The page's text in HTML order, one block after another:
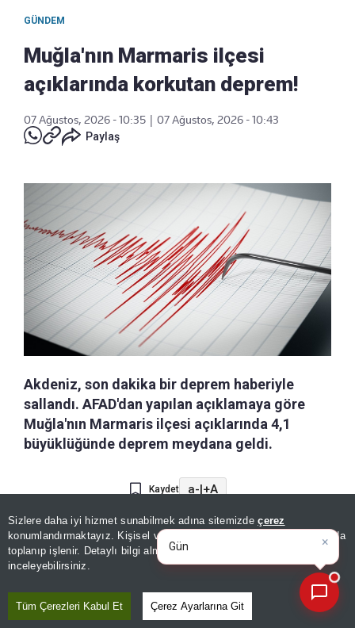
Sizlere daha iyi hizmet sunabilmek adına sitemizdeçerez
konumlandırmaktayız. Kişisel verileriniz, KVKK ve GDPR kapsamında
toplanıp işlenir. Detaylı bilgi almak için
inceleyebilirsiniz.
Tüm Çerezleri Kabul Et Çerez Ayarlarına Git
GÜNDEM
Muğla'nın Marmaris ilçesi
açıklarında korkutan deprem!
07 Ağustos, 2026 - 10:35
07 Ağustos, 2026 - 10:43
Paylaş
Akdeniz, son dakika bir deprem haberiyle
sallandı. AFAD'dan yapılan açıklamaya göre
Muğla'nın Marmaris ilçesi açıklarında 4,1
büyüklüğünde deprem meydana geldi.
Kaydet a-|+A
Son dakika deprem haberi...
Muğla'nın Marmaris ilçesi
büyüklüğünde bir deprem
meydana geldi.
×
Günün spor, gündem ve
ekonomi gelişmelerini